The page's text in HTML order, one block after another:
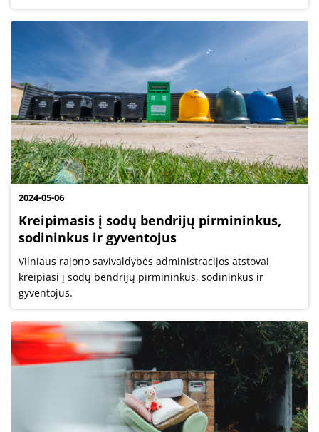
reikšmės keliais ir gatvėmis.
2024-05-06
Kreipimasis į sodų bendrijų pirmininkus,
sodininkus ir gyventojus
Vilniaus rajono savivaldybės administracijos atstovai
kreipiasi į sodų bendrijų pirmininkus, sodininkus ir
gyventojus.